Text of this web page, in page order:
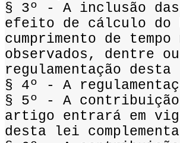
§ 3º - A inclusão
efeito de cálculo do
cumprimento de
observados, dentre
regulamentação
§ 4º - A
§ 5º - A
artigo entrará em
desta lei